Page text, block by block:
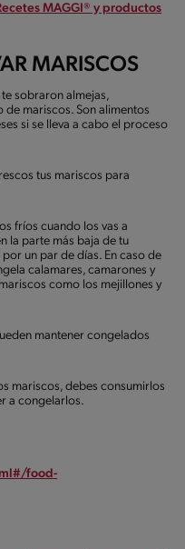
MAGGI® y productos
MARISCOS
sobraron almejas,
mariscos. Son alimentos
si se lleva a cabo el proceso
tus mariscos para
fríos cuando los vas a
la parte más baja de tu
un par de días. En caso de
calamares, camarones y
como los mejillones y
mantener congelados
mariscos, debes consumirlos
a congelarlos.
food-